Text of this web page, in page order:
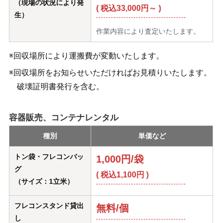
（現場の状況により発
生）
( 税込33,000円～ )
作業内容により査定いたします。
※回収場所により運搬費が変動いたします。
※回収場所をお知らせいただければお見積りいたします。
破壊証明書発行を含む。
容器販売、コンテナレンタル
種別 単価など
トン袋・フレコンバッ
グ
（サイズ：1立米）
1,000円/袋
( 税込1,100円 )
フレコンスタンド貸出
し
無料/個